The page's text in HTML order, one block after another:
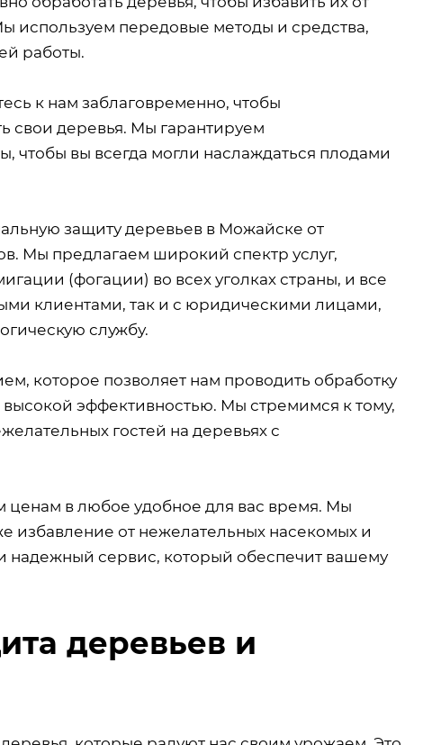
используем передовые методы и средства,
работы.
к нам заблаговременно, чтобы
свои деревья. Мы гарантируем
чтобы вы всегда могли наслаждаться плодами
защиту деревьев в Можайске от
Мы предлагаем широкий спектр услуг,
(фогации) во всех уголках страны, и все
клиентами, так и с юридическими лицами,
службу.
которое позволяет нам проводить обработку
эффективностью. Мы стремимся к тому,
гостей на деревьях с
ценам в любое удобное для вас время. Мы
избавление от нежелательных насекомых и
надежный сервис, который обеспечит вашему
деревьев и